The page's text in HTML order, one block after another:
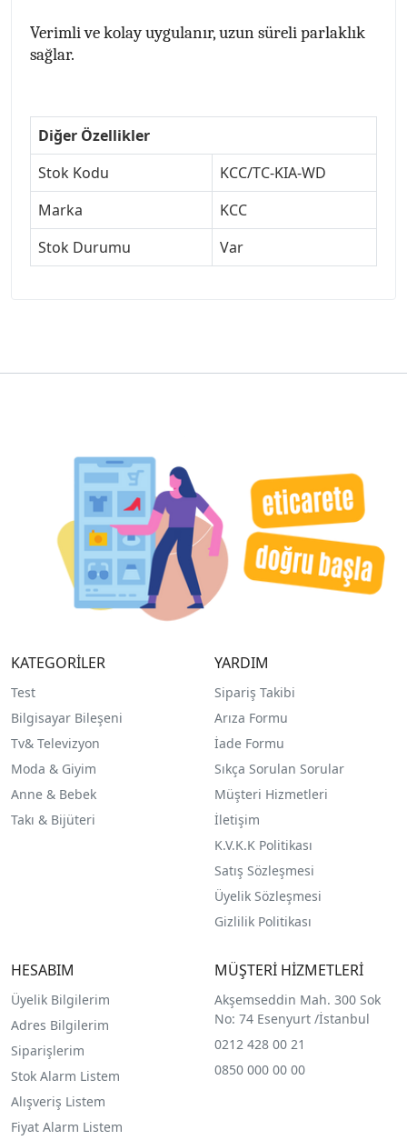
Verimli ve kolay uygulanır, uzun süreli parlaklık
sağlar.
Diğer Özellikler
Stok Kodu
KCC/TC-KIA-WD
Marka
KCC
Stok Durumu
Var
KATEGORİLER
Test
Bilgisayar Bileşeni
Tv& Televizyon
Moda & Giyim
Anne & Bebek
Takı & Bijüteri
YARDIM
Sipariş Takibi
Arıza Formu
İade Formu
Sıkça Sorulan Sorular
Müşteri Hizmetleri
İletişim
K.V.K.K Politikası
Satış Sözleşmesi
Üyelik Sözleşmesi
Gizlilik Politikası
HESABIM
Üyelik Bilgilerim
Adres Bilgilerim
Siparişlerim
Stok Alarm Listem
Alışveriş Listem
Fiyat Alarm Listem
MÜŞTERİ HİZMETLERİ
Akşemseddin Mah. 300 Sok
No: 74 Esenyurt /İstanbul
0212 428 00 21
0850 000 00 00